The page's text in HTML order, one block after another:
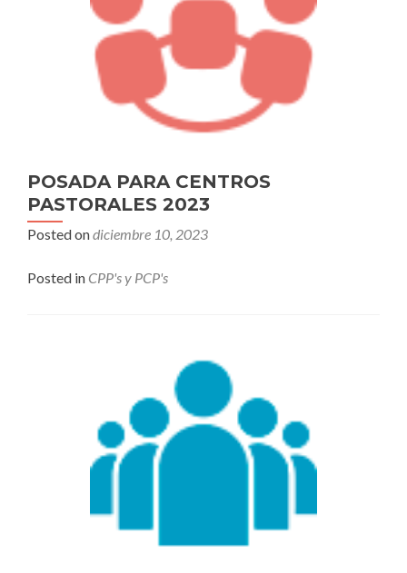
POSADA PARA CENTROS
PASTORALES 2023
Posted ondiciembre 10, 2023
Posted in CPP's y PCP's